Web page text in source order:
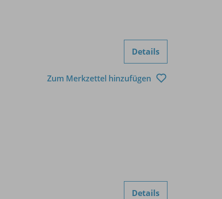
Details
Zum Merkzettel hinzufügen
Details